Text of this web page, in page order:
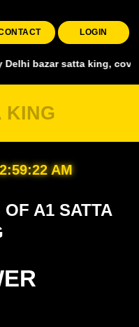
LOGIN
satta king, covering all
KING
AM
A1 SATTA